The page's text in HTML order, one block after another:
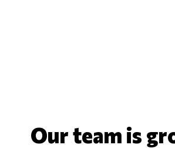
Our team is